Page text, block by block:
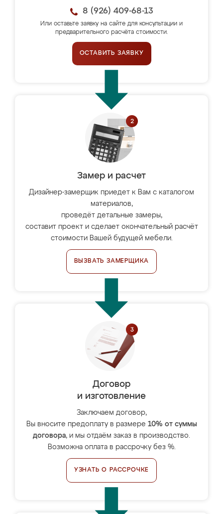
8 (926) 409-68-13
Или оставьте заявку на сайте для консультации и
предварительного расчёта стоимости.
ОСТАВИТЬ ЗАЯВКУ
Замер и расчет
Дизайнер-замерщик приедет к Вам с каталогом
материалов,
проведёт детальные замеры,
составит проект и сделает окончательный расчёт
стоимости Вашей будущей мебели.
ВЫЗВАТЬ ЗАМЕРЩИКА
Договор
и изготовление
Заключаем договор,
Вы вносите предоплату в размере 10% от суммы
договора, и мы отдаём заказ в производство.
Возможна оплата в рассрочку без %.
УЗНАТЬ О РАССРОЧКЕ